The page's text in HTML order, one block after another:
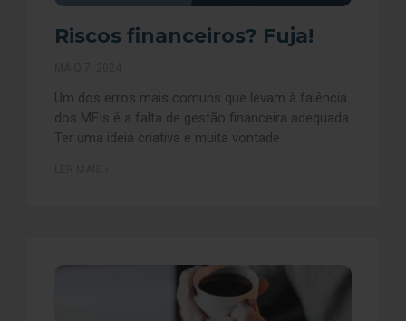
Riscos financeiros? Fuja!
Um dos erros mais comuns que levam à falência
dos MEIs é a falta de gestão financeira adequada.
Ter uma ideia criativa e muita vontade